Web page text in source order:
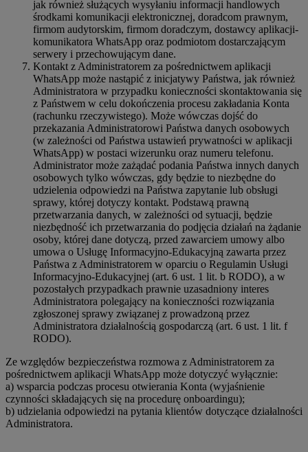
jak również służących wysyłaniu informacji handlowych
środkami komunikacji elektronicznej, doradcom prawnym,
firmom audytorskim, firmom doradczym, dostawcy aplikacji-
komunikatora WhatsApp oraz podmiotom dostarczającym
serwery i przechowującym dane.
Kontakt z Administratorem za pośrednictwem aplikacji
WhatsApp może nastąpić z inicjatywy Państwa, jak również
Administratora w przypadku konieczności skontaktowania się
z Państwem w celu dokończenia procesu zakładania Konta
(rachunku rzeczywistego). Może wówczas dojść do
przekazania Administratorowi Państwa danych osobowych
(w zależności od Państwa ustawień prywatności w aplikacji
WhatsApp) w postaci wizerunku oraz numeru telefonu.
Administrator może zażądać podania Państwa innych danych
osobowych tylko wówczas, gdy będzie to niezbędne do
udzielenia odpowiedzi na Państwa zapytanie lub obsługi
sprawy, której dotyczy kontakt. Podstawą prawną
przetwarzania danych, w zależności od sytuacji, będzie
niezbędność ich przetwarzania do podjęcia działań na żądanie
osoby, której dane dotyczą, przed zawarciem umowy albo
umowa o Usługę Informacyjno-Edukacyjną zawarta przez
Państwa z Administratorem w oparciu o Regulamin Usługi
Informacyjno-Edukacyjnej (art. 6 ust. 1 lit. b RODO), a w
pozostałych przypadkach prawnie uzasadniony interes
Administratora polegający na konieczności rozwiązania
zgłoszonej sprawy związanej z prowadzoną przez
Administratora działalnością gospodarczą (art. 6 ust. 1 lit. f
RODO).
Ze względów bezpieczeństwa rozmowa z Administratorem za
pośrednictwem aplikacji WhatsApp może dotyczyć wyłącznie:
a) wsparcia podczas procesu otwierania Konta (wyjaśnienie
czynności składających się na procedurę onboardingu);
b) udzielania odpowiedzi na pytania klientów dotyczące działalności
Administratora.